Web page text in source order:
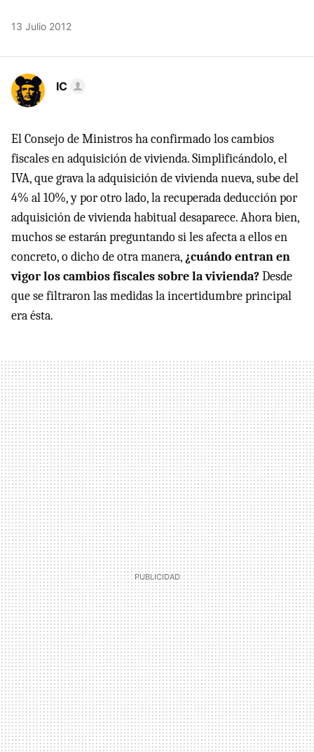
13 Julio 2012
IC
El Consejo de Ministros ha confirmado los cambios
fiscales en adquisición de vivienda. Simplificándolo, el
IVA, que grava la adquisición de vivienda nueva, sube del
4% al 10%, y por otro lado, la recuperada deducción por
adquisición de vivienda habitual desaparece. Ahora bien,
muchos se estarán preguntando si les afecta a ellos en
concreto, o dicho de otra manera, ¿cuándo entran en
vigor los cambios fiscales sobre la vivienda?Desde
que se filtraron las medidas la incertidumbre principal
era ésta.